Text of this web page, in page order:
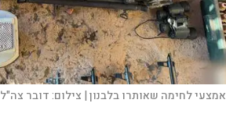
אמצעי לחימה שאותרו בלבנון | צילום:דובר צה"ל